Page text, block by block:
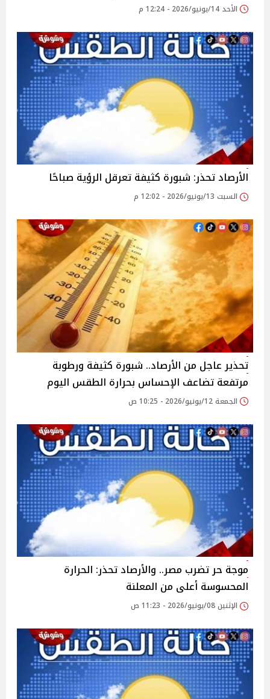
الأحد 14/يونيو/2026 - 12:24 م
الأرصاد تحذر: شبورة كثيفة تعرقل الرؤية صباحًا
السبت 13/يونيو/2026 - 12:02 م
تحذير عاجل من الأرصاد.. شبورة كثيفة ورطوبة
مرتفعة تضاعف الإحساس بحرارة الطقس اليوم
الجمعة 12/يونيو/2026 - 10:25 ص
موجة حر تضرب مصر.. والأرصاد تحذر: الحرارة
المحسوسة أعلى من المعلنة
الإثنين 08/يونيو/2026 - 11:23 ص